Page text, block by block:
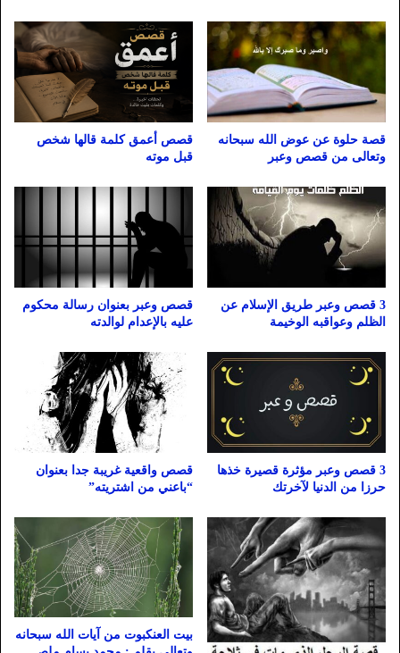
قصة حلوة عن عوض الله سبحانه
وتعالى من قصص وعبر
قصص أعمق كلمة قالها شخص
قبل موته
3 قصص وعبر طريق الإسلام عن
الظلم وعواقبه الوخيمة
قصص وعبر بعنوان رسالة محكوم
عليه بالإعدام لوالدته
3 قصص وعبر مؤثرة قصيرة خذها
حرزا من الدنيا لآخرتك
قصص واقعية غريبة جدا بعنوان
“باعني من اشتريته”
بيت العنكبوت من آيات الله سبحانه